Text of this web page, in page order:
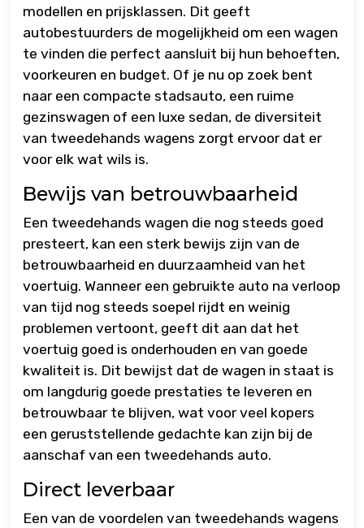
modellen en prijsklassen. Dit geeft
autobestuurders de mogelijkheid om een wagen
te vinden die perfect aansluit bij hun behoeften,
voorkeuren en budget. Of je nu op zoek bent
naar een compacte stadsauto, een ruime
gezinswagen of een luxe sedan, de diversiteit
van tweedehands wagens zorgt ervoor dat er
voor elk wat wils is.
Bewijs van betrouwbaarheid
Een tweedehands wagen die nog steeds goed
presteert, kan een sterk bewijs zijn van de
betrouwbaarheid en duurzaamheid van het
voertuig. Wanneer een gebruikte auto na verloop
van tijd nog steeds soepel rijdt en weinig
problemen vertoont, geeft dit aan dat het
voertuig goed is onderhouden en van goede
kwaliteit is. Dit bewijst dat de wagen in staat is
om langdurig goede prestaties te leveren en
betrouwbaar te blijven, wat voor veel kopers
een geruststellende gedachte kan zijn bij de
aanschaf van een tweedehands auto.
Direct leverbaar
Een van de voordelen van tweedehands wagens